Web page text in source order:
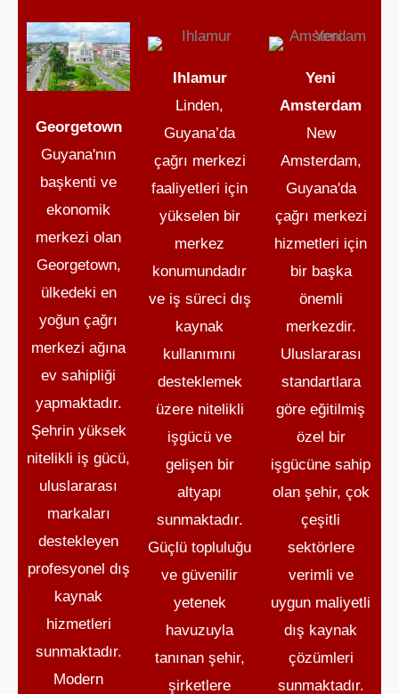
Georgetown
Guyana'nın
başkenti ve
ekonomik
merkezi olan
Georgetown,
ülkedeki en
yoğun çağrı
merkezi ağına
ev sahipliği
yapmaktadır.
Şehrin yüksek
nitelikli iş gücü,
uluslararası
markaları
destekleyen
profesyonel dış
kaynak
hizmetleri
sunmaktadır.
Modern
Ihlamur
Linden,
Guyana’da
çağrı merkezi
faaliyetleri için
yükselen bir
merkez
konumundadır
ve iş süreci dış
kaynak
kullanımını
desteklemek
üzere nitelikli
işgücü ve
gelişen bir
altyapı
sunmaktadır.
Güçlü topluluğu
ve güvenilir
yetenek
havuzuyla
tanınan şehir,
şirketlere
Yeni
Amsterdam
New
Amsterdam,
Guyana'da
çağrı merkezi
hizmetleri için
bir başka
önemli
merkezdir.
Uluslararası
standartlara
göre eğitilmiş
özel bir
işgücüne sahip
olan şehir, çok
çeşitli
sektörlere
verimli ve
uygun maliyetli
dış kaynak
çözümleri
sunmaktadır.